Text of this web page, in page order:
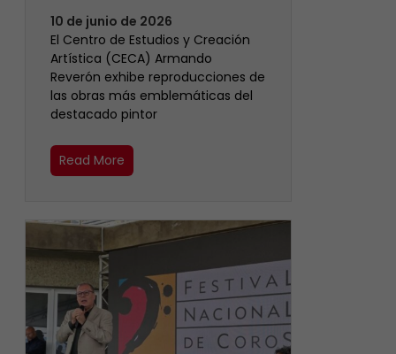
10 de junio de 2026
El Centro de Estudios y Creación
Artística (CECA) Armando
Reverón exhibe reproducciones de
las obras más emblemáticas del
destacado pintor
Read More